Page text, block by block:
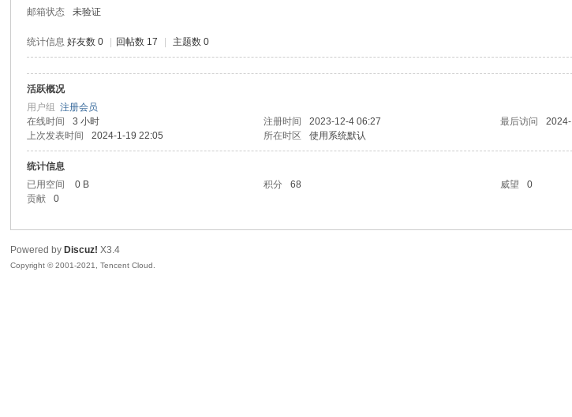
uz!
邮箱状态
未验证
统计信息 好友数 0 回帖数 17 主题数 0
活跃概况
用户组注册会员
在线时间
3 小时 注册时间 2023-12-4 06:27 最后访问
上次发表时间
2024-1-19 22:05 所在时区 使用系统默认
统计信息
已用空间
0 B 积分 68 威望 0
贡献
0
Powered by Discuz! X3.4
Copyright © 2001-2021, Tencent Cloud.